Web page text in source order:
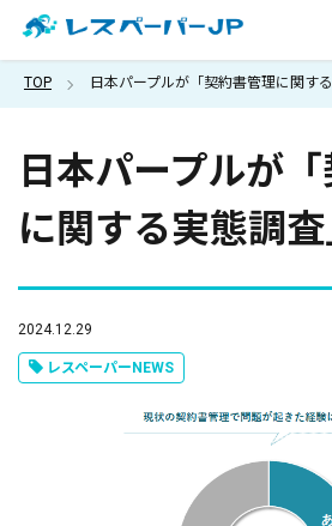
TOP 日本パープルが「契約書管理に関す
日本パープルが
に関する実態調
2024.12.29
レスペーパーNEWS